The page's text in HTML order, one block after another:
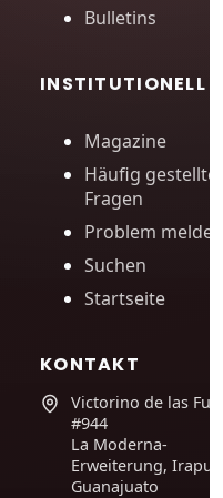
Bulletins
INSTITUTIONELL
Magazine
Häufig gestellte
Fragen
Problem melden
Suchen
Startseite
KONTAKT
Victorino de las
#944
La Moderna-
Erweiterung,
Guanajuato